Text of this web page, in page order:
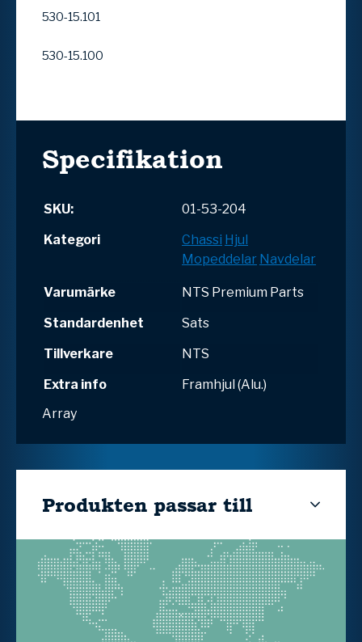
530-15.101
530-15.100
Specifikation
SKU:
01-53-204
Kategori
Chassi Hjul
Mopeddelar Navdelar
Varumärke
NTS Premium Parts
Standardenhet
Sats
Tillverkare
NTS
Extra info
Framhjul (Alu.)
Array
Produkten passar till